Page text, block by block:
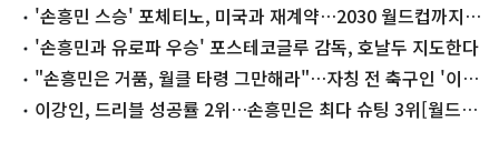
'손흥민 스승' 포체티노, 미국과 재계약…2030 월드컵까지
지도'손흥민과 유로파 우승' 포스테코글루 감독, 호날두 지도한다
"손흥민은 거품, 월클 타령 그만해라"…자칭 전 축구인 '이강
인 찬양' 논란
이강인, 드리블 성공률 2위…손흥민은 최다 슈팅 3위[월드